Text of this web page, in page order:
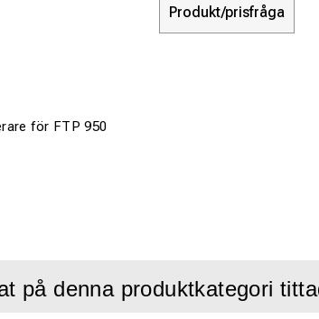
Produkt/prisfråga
för FTP 950
på denna produktkategori